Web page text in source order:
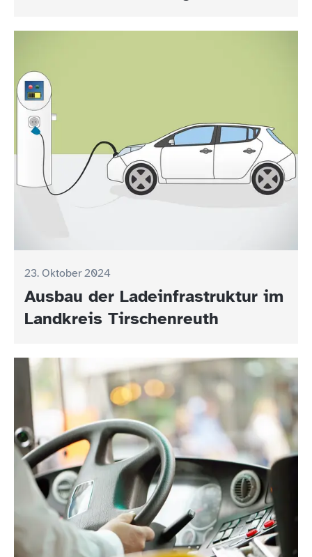
23. Oktober 2024
Ausbau der Ladeinfrastruktur im
Landkreis Tirschenreuth